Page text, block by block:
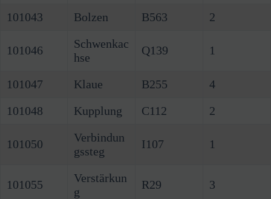
101043 Bolzen B563 2
101046
Schwenkac
hse
Q139 1
101047 Klaue B255
4
101048
Kupplung C112 2
101050
Verbindun
gssteg
I107 1
101055
Verstärkun
g
R29 3